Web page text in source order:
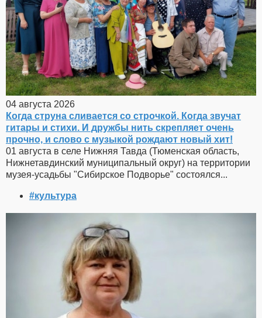
04 августа 2026
Когда струна сливается со строчкой. Когда звучат
гитары и стихи. И дружбы нить скрепляет очень
прочно, и слово с музыкой рождают новый хит!
01 августа в селе Нижняя Тавда (Тюменская область,
Нижнетавдинский муниципальный округ) на территории
музея-усадьбы "Сибирское Подворье" состоялся...
#культура